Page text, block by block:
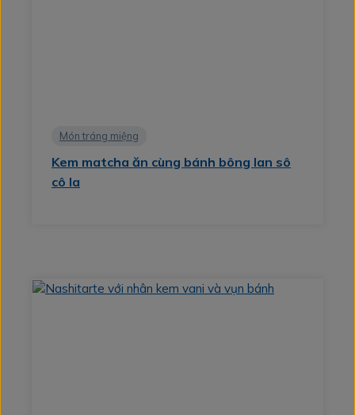
Món tráng miệng
Kem matcha ăn cùng bánh bông lan sô
cô la